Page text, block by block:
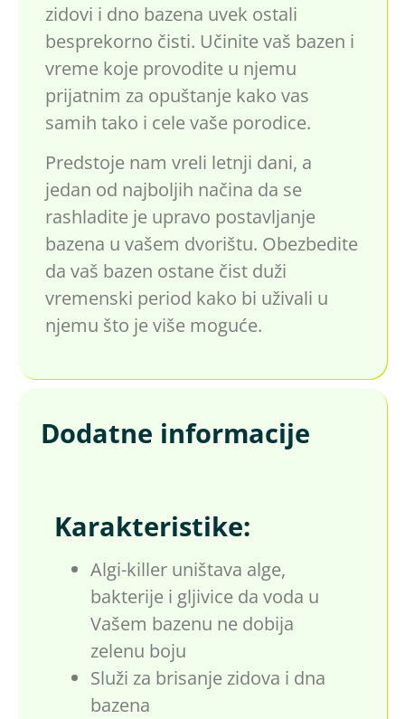
zidovi i dno bazena uvek ostali
besprekorno čisti. Učinite vaš bazen i
vreme koje provodite u njemu
prijatnim za opuštanje kako vas
samih tako i cele vaše porodice.
Predstoje nam vreli letnji dani, a
jedan od najboljih načina da se
rashladite je upravo postavljanje
bazena u vašem dvorištu. Obezbedite
da vaš bazen ostane čist duži
vremenski period kako bi uživali u
njemu što je više moguće.
Dodatne informacije
Karakteristike:
Algi-killer uništava alge,
bakterije i gljivice da voda u
Vašem bazenu ne dobija
zelenu boju
Služi za brisanje zidova i dna
bazena